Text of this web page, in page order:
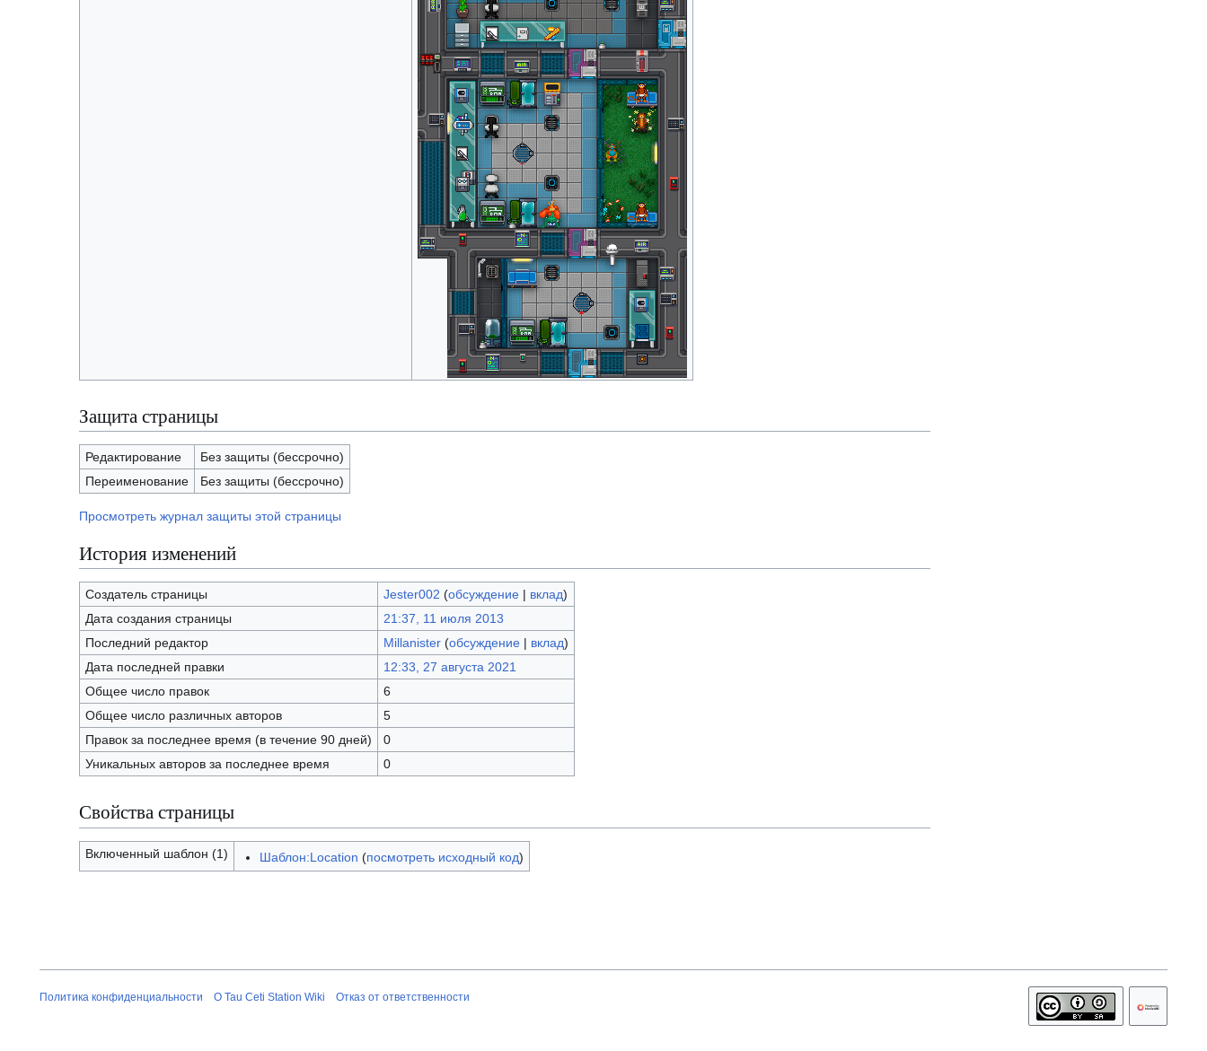
Защита страницы
Редактирование
Без защиты (бессрочно)
Переименование
Без защиты (бессрочно)
Просмотреть журнал защиты этой страницы
История изменений
Создатель страницы Jester002 (обсуждение| вклад)
Дата создания страницы
21:37, 11 июля 2013
Последний редактор
Millanister (обсуждение| вклад)
Дата последней правки
12:33, 27 августа 2021
Общее число правок
6
Общее число различных авторов
5
Правок за последнее время (в течение 90 дней)
0
Уникальных авторов за последнее время
0
Свойства страницы
Включенный шаблон (1) Шаблон:Location (посмотреть исходный код)
Политика конфиденциальности О Tau Ceti Station Wiki Отказ от ответственности